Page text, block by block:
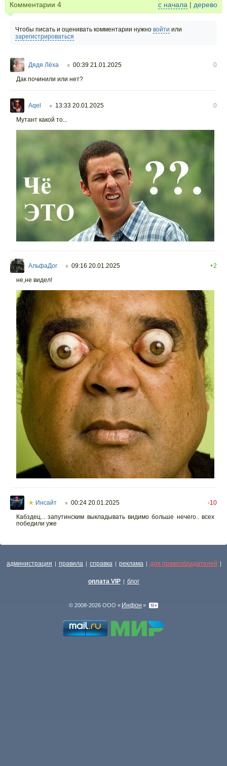
Комментарии 4 с начала | дерево
Чтобы писать и оценивать комментарии нужно войти или
зарегистрироваться
Дядя Лёха ○ 00:39 21.01.2025
0
Дак починили или нет?
Aqel ○ 13:33 20.01.2025
0
Мутант какой то...
АльфаДог ○ 09:16 20.01.2025
+2
не,не видел!
★ Инсайт ○ 00:24 20.01.2025
-10
Кабздец... запутинским выкладывать видимо больше нечего.. всех
победили уже
администрация | правила | справка | реклама | для правообладателей |
оплата VIP | блог
© 2008-2026 ООО « Инфон »